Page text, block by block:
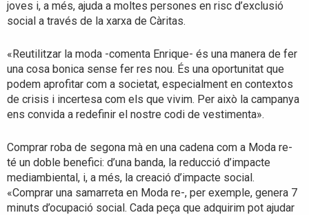
joves i, a més, ajuda a moltes persones en risc d’exclusió
social a través de la xarxa de Càritas.
«Reutilitzar la moda -comenta Enrique- és una manera de fer
una cosa bonica sense fer res nou. És una oportunitat que
podem aprofitar com a societat, especialment en contextos
de crisis i incertesa com els que vivim. Per això la campanya
ens convida a redefinir el nostre codi de vestimenta».
Comprar roba de segona mà en una cadena com a Moda re-
té un doble benefici: d’una banda, la reducció d’impacte
mediambiental, i, a més, la creació d’impacte social.
«Comprar una samarreta en Moda re-, per exemple, genera 7
minuts d’ocupació social. Cada peça que adquirim pot ajudar